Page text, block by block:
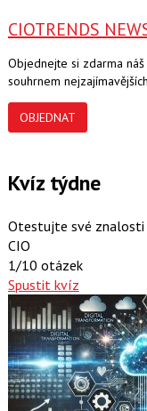
CIOTRENDS
Objednejte si zdarma
souhrnem
OBJEDNAT
Kvíz týdne
Otestujte své znalosti
CIO
1/10 otázek
Spustit kvíz